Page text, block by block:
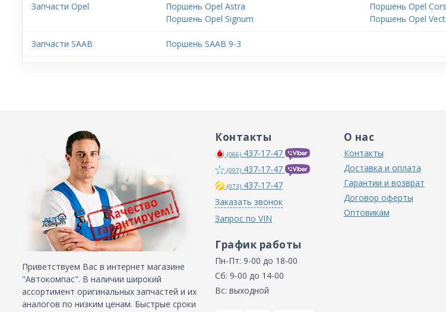
Запчасти Opel Поршень Opel Astra Поршень Opel
Поршень Opel Signum
Поршень Opel
Запчасти SAAB Поршень SAAB 9-3
Приветствуем Вас в интернет магазине
"Автокомпас". В наличии широкий
ассортимент оригинальных запчастей и их
аналогов по низким ценам. Быстрые сроки
Контакты
(066) 437-17-47
(097) 437-17-47
(073) 437-17-47
Заказать звонок
Запрос по VIN
График работы
Пн-Пт: 9-00 до 18-00
Сб: 9-00 до 14-00
Вс: выходной
О нас
Контакты
Доставка и оплата
Гарантии и возврат
Договор оферты
Оптовикам